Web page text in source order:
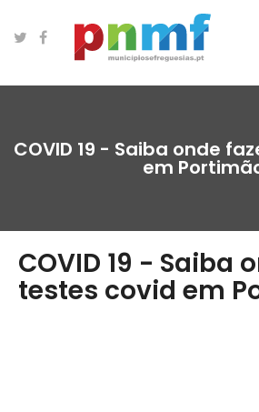
COVID 19 - Saiba onde
em
COVID 19 - Saiba
testes covid em